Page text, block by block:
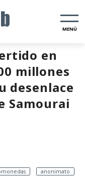
MENÚ
en
millones
desenlace
Samourai
anonimato